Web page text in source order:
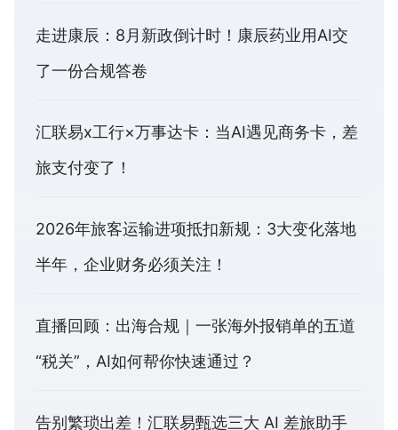
走进康辰：8月新政倒计时！康辰药业用AI交
了一份合规答卷
汇联易x工行×万事达卡：当AI遇见商务卡，差
旅支付变了！
2026年旅客运输进项抵扣新规：3大变化落地
半年，企业财务必须关注！
直播回顾：出海合规｜一张海外报销单的五道
“税关”，AI如何帮你快速通过？
告别繁琐出差！汇联易甄选三大 AI 差旅助手